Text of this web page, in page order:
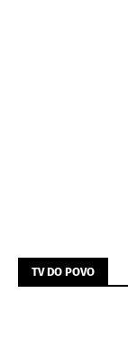
TV DO POVO